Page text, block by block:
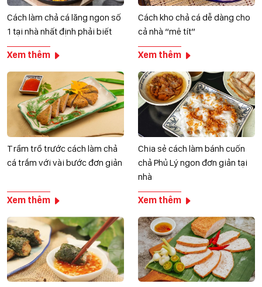
Cách làm chả cá lăng ngon số
1 tại nhà nhất định phải biết
Xem thêm
Cách kho chả cá dễ dàng cho
cả nhà “mê tít”
Xem thêm
Trầm trồ trước cách làm chả
cá trắm với vài bước đơn giản
Xem thêm
Chia sẻ cách làm bánh cuốn
chả Phủ Lý ngon đơn giản tại
nhà
Xem thêm